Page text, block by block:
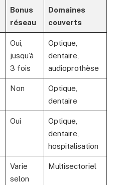
Bonus
réseau
Domaines
couverts
Oui,
jusqu’à
3 fois
Optique,
dentaire,
audioprothèse
Non
Optique,
dentaire
Oui
Optique,
dentaire,
hospitalisation
Varie
selon
Multisectoriel